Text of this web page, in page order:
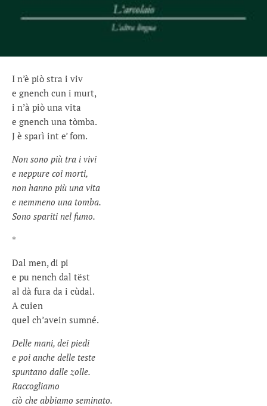
I n’è piò stra i viv
e gnench cun i murt,
i n’à piò una vita
e gnench una tòmba.
J è sparì int e’ fom.
Non sono più tra i vivi
e neppure coi morti,
non hanno più una vita
e nemmeno una tomba.
Sono spariti nel fumo.
*
Dal men, di pi
e pu nench dal tëst
al dà fura da i cùdal.
A cuien
quel ch’avein sumné.
Delle mani, dei piedi
e poi anche delle teste
spuntano dalle zolle.
Raccogliamo
ciò che abbiamo seminato.